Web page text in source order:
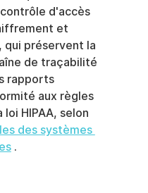
d'accès
et
qui préservent la
de traçabilité
rapports
aux règles
loi HIPAA, selon
des systèmes
.